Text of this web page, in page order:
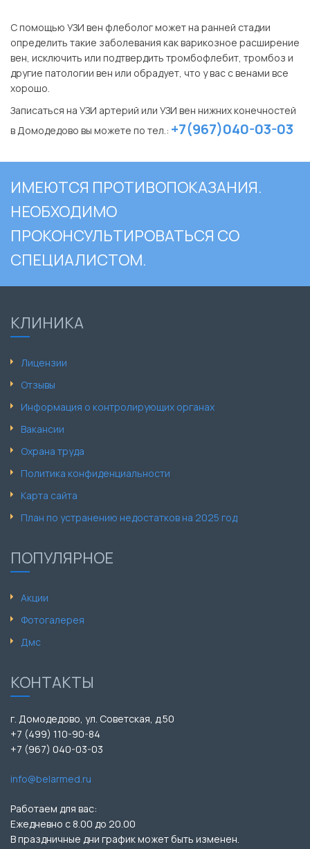
С помощью УЗИ вен флеболог может на ранней стадии
определить такие заболевания как варикозное расширение
вен, исключить или подтвердить тромбофлебит, тромбоз и
другие патологии вен или обрадует, что у вас с венами все
хорошо.
Записаться на УЗИ артерий или УЗИ вен нижних конечностей
в Домодедово вы можете по тел.: +7(967)040-03-03
ИМЕЮТСЯ ПРОТИВОПОКАЗАНИЯ.
НЕОБХОДИМО
ПРОКОНСУЛЬТИРОВАТЬСЯ СО
СПЕЦИАЛИСТОМ.
КЛИНИКА
Лицензии
Отзывы
Информация о контролирующих органах
Вакансии
Охрана труда
Политика конфиденциальности
Карта сайта
План по устранению недостатков на 2025 год
ПОПУЛЯРНОЕ
Акции
Фотогалерея
Дмс
КОНТАКТЫ
г. Домодедово, ул. Советская, д.50
+7 (499) 110-90-84
+7 (967) 040-03-03
info@belarmed.ru
Работаем для вас:
Ежедневно с 8.00 до 20.00
В праздничные дни график может быть изменен.